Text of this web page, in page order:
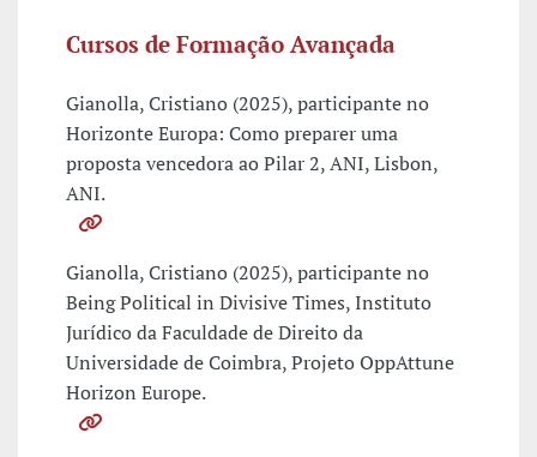
Cursos de Formação Avançada
Gianolla, Cristiano (2025), participante no
Horizonte Europa: Como preparer uma
proposta vencedora ao Pilar 2, ANI, Lisbon,
ANI.
Gianolla, Cristiano (2025), participante no
Being Political in Divisive Times, Instituto
Jurídico da Faculdade de Direito da
Universidade de Coimbra, Projeto OppAttune
Horizon Europe.